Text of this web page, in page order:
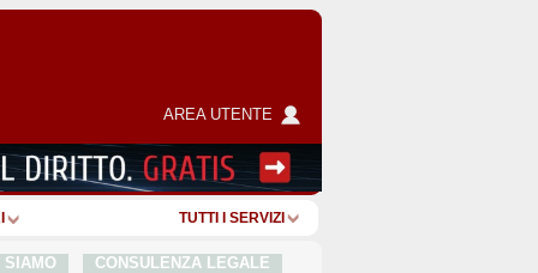
AREA UTENTE
TUTTI I SERVIZI
SIAMO
CONSULENZA LEGALE